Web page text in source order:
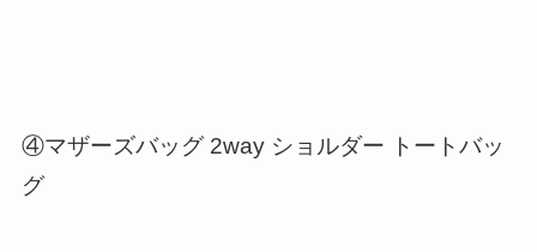
④マザーズバッグ 2way ショルダー トートバッ
グ